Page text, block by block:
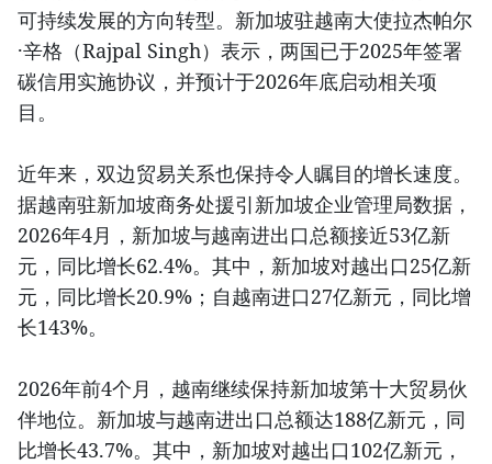
可持续发展的方向转型。新加坡驻越南大使拉杰帕尔
·辛格（Rajpal Singh）表示，两国已于2025年签署
碳信用实施协议，并预计于2026年底启动相关项
目。
近年来，双边贸易关系也保持令人瞩目的增长速度。
据越南驻新加坡商务处援引新加坡企业管理局数据，
2026年4月，新加坡与越南进出口总额接近53亿新
元，同比增长62.4%。其中，新加坡对越出口25亿新
元，同比增长20.9%；自越南进口27亿新元，同比增
长143%。
2026年前4个月，越南继续保持新加坡第十大贸易伙
伴地位。新加坡与越南进出口总额达188亿新元，同
比增长43.7%。其中，新加坡对越出口102亿新元，